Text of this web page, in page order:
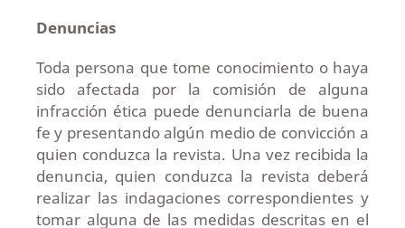
Denuncias
Toda persona que tome conocimiento o haya
sido afectada por la comisión de alguna
infracción ética puede denunciarla de buena
fe y presentando algún medio de convicción a
quien conduzca la revista. Una vez recibida la
denuncia, quien conduzca la revista deberá
realizar las indagaciones correspondientes y
tomar alguna de las medidas descritas en el